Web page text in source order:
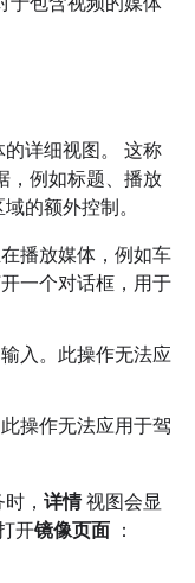
详细视图。 这称
，例如标题、播放
的额外控制。
播放媒体，例如车
一个对话框，用于
入。此操作无法应
操作无法应用于驾
， 详情视图会显
开镜像页面 ：